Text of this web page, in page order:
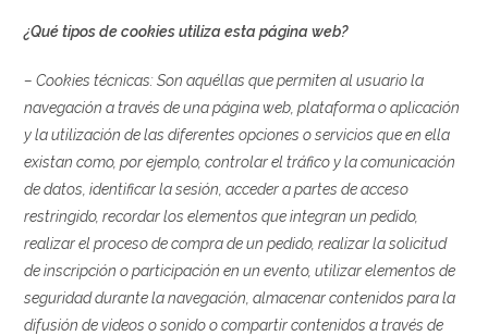
¿Qué tipos de cookies utiliza esta página web?
– Cookiestécnicas: Son aquéllas que permiten al usuario la
navegación a través de una página web, plataforma o aplicación
y la utilización de las diferentes opciones o servicios que en ella
existan como, por ejemplo, controlar el tráfico y la comunicación
de datos, identificar la sesión, acceder a partes de acceso
restringido, recordar los elementos que integran un pedido,
realizar el proceso de compra de un pedido, realizar la solicitud
de inscripción o participación en un evento, utilizar elementos de
seguridad durante la navegación, almacenar contenidos para la
difusión de videos o sonido o compartir contenidos a través de